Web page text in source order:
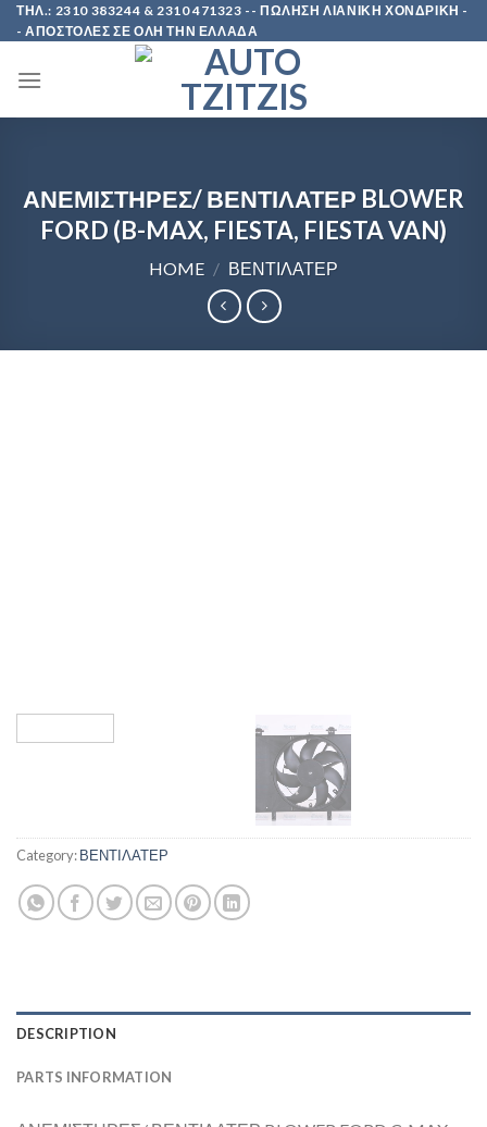
Skip
to
ΤΗΛ.: 2310 383244 & 2310 471323 -- ΠΩΛΗΣΗ ΛΙΑΝΙΚΗ ΧΟΝΔΡΙΚΗ -
- ΑΠΟΣΤΟΛΕΣ ΣΕ ΟΛΗ ΤΗΝ ΕΛΛΑΔΑ
ΑΝΕΜΙΣΤΗΡΕΣ/ ΒΕΝΤΙΛΑΤΕΡ BLOWER
FORD (B-MAX, FIESTA, FIESTA VAN)
HOME / ΒΕΝΤΙΛΑΤΕΡ
Category:ΒΕΝΤΙΛΑΤΕΡ
DESCRIPTION
PARTS INFORMATION